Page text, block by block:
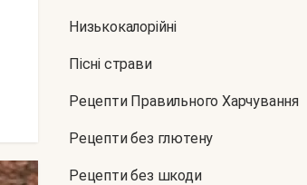
Низькокалорійні
Пісні страви
Рецепти Правильного Харчування
Рецепти без глютену
Рецепти без шкоди